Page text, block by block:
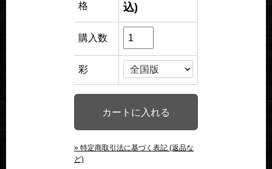
格
込)
購入数
彩
» 特定商取引法に基づく表記 (返品な
ど)